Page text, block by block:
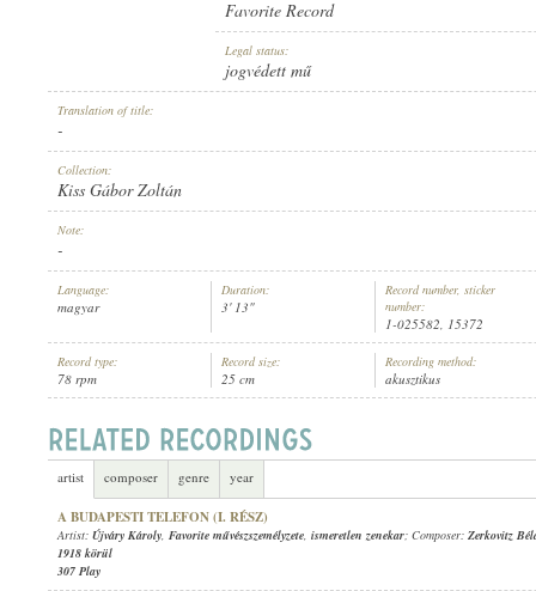
FAVORITE RECORD
RECORD NUMBER:
Favorite Record
Legal status:
jogvédett mű
Translation of title:
-
Collection:
Kiss Gábor Zoltán
Note:
-
Language:
magyar
Duration:
3' 13"
Record number, sticker
number:
1-025582, 15372
Record type:
78 rpm
Record size:
25 cm
Recording method:
akusztikus
artist composer genre year
A BUDAPESTI TELEFON (I. RÉSZ)
Artist: Újváry Károly, Favorite művészszemélyzete, ismeretlen zenekar; Composer: Zerkovitz
1918 körül
307 Play